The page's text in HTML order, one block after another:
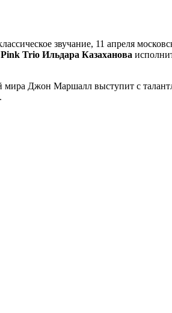
звучание, 11 апреля
Trio Ильдара Казаханова
мира Джон Маршалл выступит с